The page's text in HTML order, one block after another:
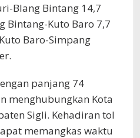
Blang Bintang 14,7
Bintang-Kuto Baro 7,7
Baro-Simpang
panjang 74
menghubungkan Kota
Sigli. Kehadiran tol
memangkas waktu